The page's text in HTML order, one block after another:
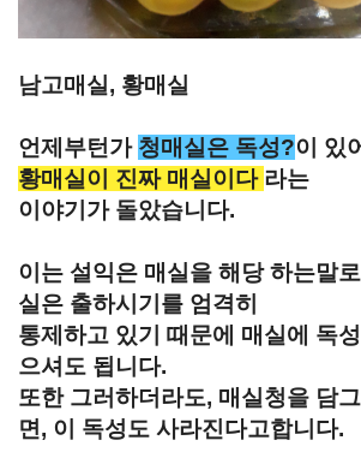
남고매실, 황매실
언제부턴가 청매실은 독성?이 있
황매실이 진짜 매실이다 라는
이야기가 돌았습니다.
이는 설익은 매실을 해당 하는말
실은 출하시기를 엄격히
통제하고 있기 때문에 매실에 독
으셔도 됩니다.
또한 그러하더라도, 매실청을 담
면, 이 독성도 사라진다고합니다.